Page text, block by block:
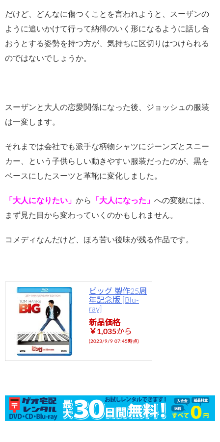
だけど、どんなに傷つくことを言われようと、スーザンの
ように追いかけて行って納得のいく形になるように話し合
おうとする姿勢を持つ方が、気持ちに区切りはつけられる
のではないでしょうか。
スーザンと大人の恋愛関係になった後、ジョッシュの服装
は一変します。
それまでは会社でも派手な柄物シャツにジーンズとスニー
カー、という子供らしい動きやすい服装だったのが、黒を
ベースにしたスーツと革靴に変化しました。
「大人になりたい」 から 「大人になった」 への変貌には、
まず見た目から変わっていくのかもしれません。
コメディなんだけど、ほろ苦い後味が残る作品です。
ビッグ 製作25周
年記念版 [Blu-
ray]
新品価格
￥1,035から
(2023/9/9 07:45時点)